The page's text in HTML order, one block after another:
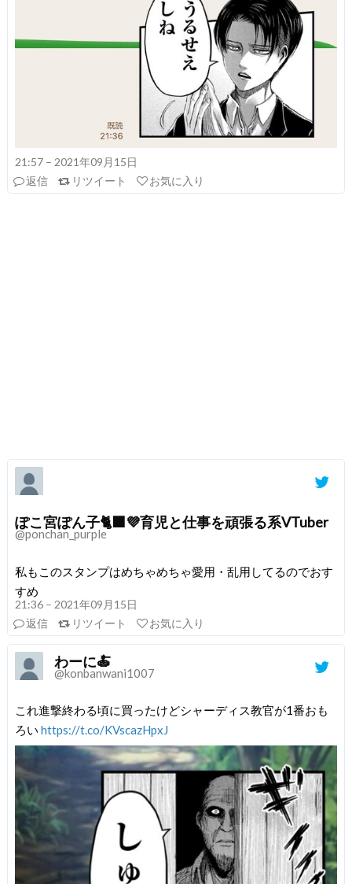
21:57 – 2021年09月15日
返信
リツイート お気に入り
ぽこ宮ぽん子🐈‍⬛💜育児と仕事を頑張る系VTuber
@ponchan_purple
私もこのスタンプはめちゃめちゃ愛用・乱用してるのでおす
すめ
21:36 – 2021年09月15日
返信
リツイート お気に入り
わーに🍝
@konbanwani1007
これ進撃終わる頃に買ったけどシャーディス教官が1番おも
ろい https://t.co/KVscazHpxJ